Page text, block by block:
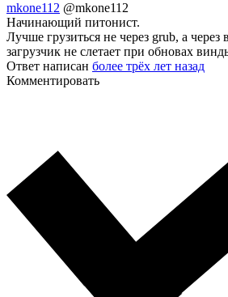
mkone112 @mkone112
Начинающий питонист.
Лучше грузиться не через grub, а
загрузчик не слетает при обновах
Ответ написан более трёх лет назад
Комментировать